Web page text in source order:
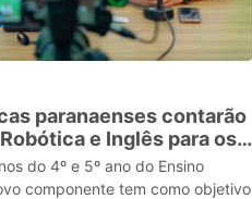
paranaenses contarão
e Inglês para os
do 4º e 5º ano do Ensino
componente tem como objetivo